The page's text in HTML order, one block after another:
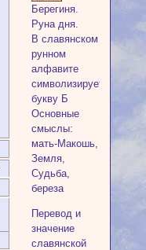
Берегиня.
Руна дня.
В славянском
рунном
алфавите
символизирует
букву Б
Основные
смыслы:
мать-Макошь,
Земля,
Судьба,
береза
Перевод и
значение
славянской